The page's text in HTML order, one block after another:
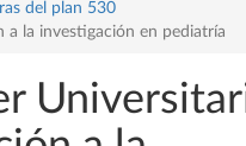
del plan 530
a la investigación en pediatría